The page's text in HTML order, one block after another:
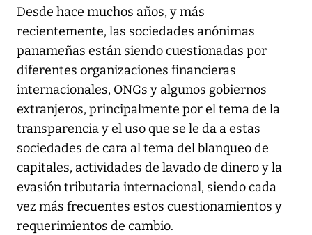
Desde hace muchos años, y más
recientemente, las sociedades anónimas
panameñas están siendo cuestionadas por
diferentes organizaciones financieras
internacionales, ONGs y algunos gobiernos
extranjeros, principalmente por el tema de la
transparencia y el uso que se le da a estas
sociedades de cara al tema del blanqueo de
capitales, actividades de lavado de dinero y la
evasión tributaria internacional, siendo cada
vez más frecuentes estos cuestionamientos y
requerimientos de cambio.